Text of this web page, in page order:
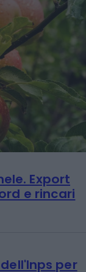
Export
e rincari
per